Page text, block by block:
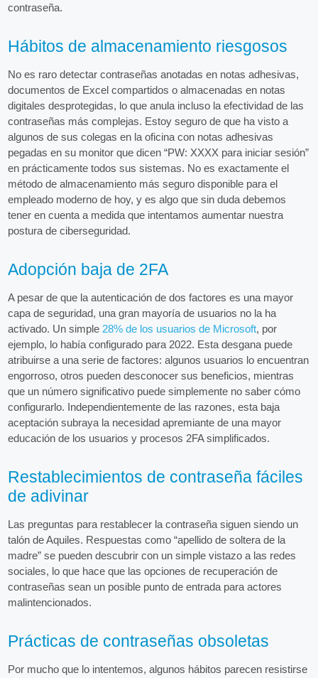
contraseña.
Hábitos de almacenamiento riesgosos
No es raro detectar contraseñas anotadas en notas adhesivas,
documentos de Excel compartidos o almacenadas en notas
digitales desprotegidas, lo que anula incluso la efectividad de las
contraseñas más complejas. Estoy seguro de que ha visto a
algunos de sus colegas en la oficina con notas adhesivas
pegadas en su monitor que dicen “PW: XXXX para iniciar sesión”
en prácticamente todos sus sistemas. No es exactamente el
método de almacenamiento más seguro disponible para el
empleado moderno de hoy, y es algo que sin duda debemos
tener en cuenta a medida que intentamos aumentar nuestra
postura de ciberseguridad.
Adopción baja de 2FA
A pesar de que la autenticación de dos factores es una mayor
capa de seguridad, una gran mayoría de usuarios no la ha
activado. Un simple 28% de los usuarios de Microsoft, por
ejemplo, lo había configurado para 2022. Esta desgana puede
atribuirse a una serie de factores: algunos usuarios lo encuentran
engorroso, otros pueden desconocer sus beneficios, mientras
que un número significativo puede simplemente no saber cómo
configurarlo. Independientemente de las razones, esta baja
aceptación subraya la necesidad apremiante de una mayor
educación de los usuarios y procesos 2FA simplificados.
Restablecimientos de contraseña fáciles
de adivinar
Las preguntas para restablecer la contraseña siguen siendo un
talón de Aquiles. Respuestas como “apellido de soltera de la
madre” se pueden descubrir con un simple vistazo a las redes
sociales, lo que hace que las opciones de recuperación de
contraseñas sean un posible punto de entrada para actores
malintencionados.
Prácticas de contraseñas obsoletas
Por mucho que lo intentemos, algunos hábitos parecen resistirse